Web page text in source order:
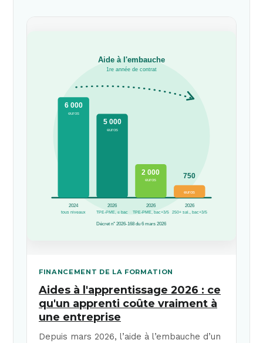
FINANCEMENT DE LA FORMATION
Aides à l'apprentissage 2026 : ce
qu'un apprenti coûte vraiment à
une entreprise
Depuis mars 2026, l’aide à l’embauche d’un